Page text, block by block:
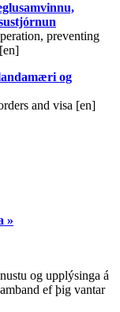
preventing
og
and visa [en]
»
og upplýsinga á
ef þig vantar